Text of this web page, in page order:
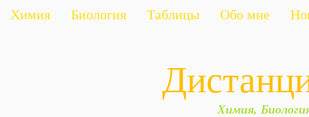
Химия Биология Таблицы Обо мне
Химия,